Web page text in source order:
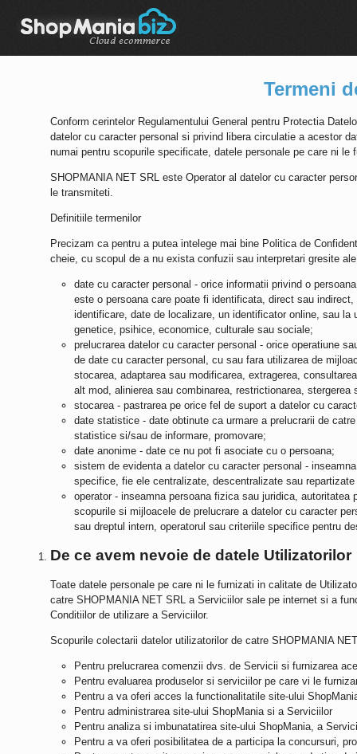
Termeni
Conform cerintelor Regulamentului General pentru Protectia
datelor cu caracter personal si privind libera circulatie a acestor
numai pentru scopurile specificate, datele personale pe care ni le
SHOPMANIA NET SRL
este Operator al datelor cu caracter
le transmiteti.
Definitiile termenilor
Precizam ca pentru a putea intelege mai bine Politica de
cheie, cu scopul de a nu exista confuzii sau interpretari gresite
date cu caracter personal - orice informatii privind o
este o persoana care poate fi identificata, direct sau
identificare, date de localizare, un identificator online, sau
genetice, psihice, economice, culturale sau sociale;
prelucrarea datelor cu caracter personal - orice operatiune
de date cu caracter personal, cu sau fara utilizarea de
stocarea, adaptarea sau modificarea, extragerea,
alt mod, alinierea sau combinarea, restrictionarea, stergerea
stocarea - pastrarea pe orice fel de suport a datelor cu
date statistice - date obtinute ca urmare a prelucrarii de
statistice si/sau de informare, promovare;
date anonime - date ce nu pot fi asociate cu o persoana;
sistem de evidenta a datelor cu caracter personal -
specifice, fie ele centralizate, descentralizate sau
operator - inseamna persoana fizica sau juridica,
scopurile si mijloacele de prelucrare a datelor cu caracter
sau dreptul intern, operatorul sau criteriile specifice pentru
De ce avem nevoie de datele Utilizatorilor
Toate datele personale pe care ni le furnizati in calitate de
catre SHOPMANIA NET SRL
a Serviciilor sale pe internet si a
Conditiilor de utilizare a Serviciilor.
Scopurile colectarii datelor utilizatorilor de catre SHOPMANIA
Pentru prelucrarea comenzii dvs. de Servicii si furnizarea
Pentru evaluarea produselor si serviciilor pe care vi le
Pentru a va oferi acces la functionalitatile site-ului
Pentru administrarea site-ului ShopMania si a Serviciilor
Pentru analiza si imbunatatirea site-ului ShopMania, a
Pentru a va oferi posibilitatea de a participa la concursuri,